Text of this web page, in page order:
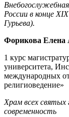
России в конце
Гурьева).
Форикова Елена
1 курс
университета,
международных
религиоведение»
Храм всех святых
современность